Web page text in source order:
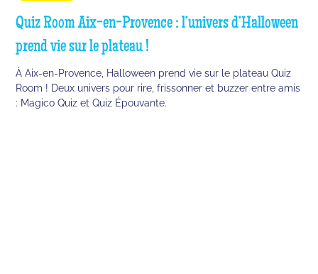
Quiz Room Aix-en-Provence : l’univers d’Halloween
prend vie sur le plateau !
À Aix-en-Provence, Halloween prend vie sur le plateau Quiz
Room ! Deux univers pour rire, frissonner et buzzer entre amis
: Magico Quiz et Quiz Épouvante.